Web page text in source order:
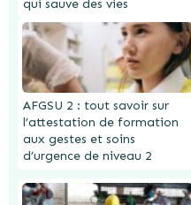
qui sauve des vies
AFGSU 2 : tout savoir sur
l’attestation de formation
aux gestes et soins
d’urgence de niveau 2